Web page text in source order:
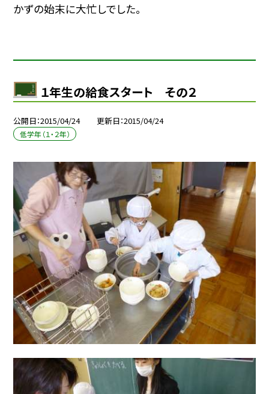
かずの始末に大忙しでした。
１年生の給食スタート その２
公開日 2015/04/24 更新日 2015/04/24
低学年（１・２年）